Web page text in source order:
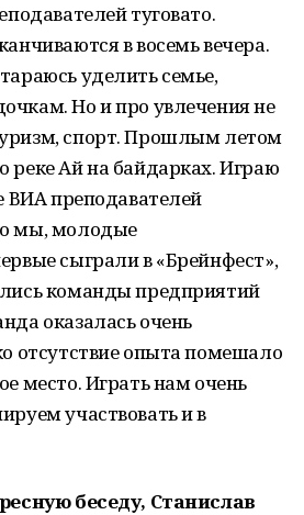
туговато.
в восемь вечера.
уделить семье,
Но и про увлечения не
спорт. Прошлым летом
реке Ай на байдарках. Играю
ВИА преподавателей
мы, молодые
сыграли в «Брейнфест»,
команды предприятий
оказалась очень
отсутствие опыта помешало
место. Играть нам очень
участвовать и в
беседу, Станислав